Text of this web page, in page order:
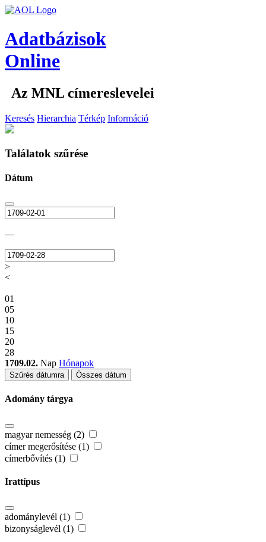
Adatbázisok
Online
Az MNL címereslevelei
Keresés Hierarchia Térkép Információ
Találatok szűrése
Dátum
—
>
<
01
05
10
15
20
28
1709.02. Nap Hónapok
Szűrés dátumra Összes dátum
Adomány tárgya
magyar nemesség (2)
címer megerősítése (1)
címerbővítés (1)
Irattípus
adománylevél (1)
bizonyságlevél (1)